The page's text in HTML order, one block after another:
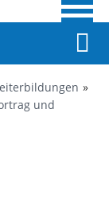
und